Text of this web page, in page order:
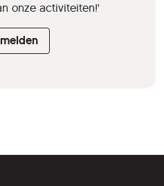
onze activiteiten!'